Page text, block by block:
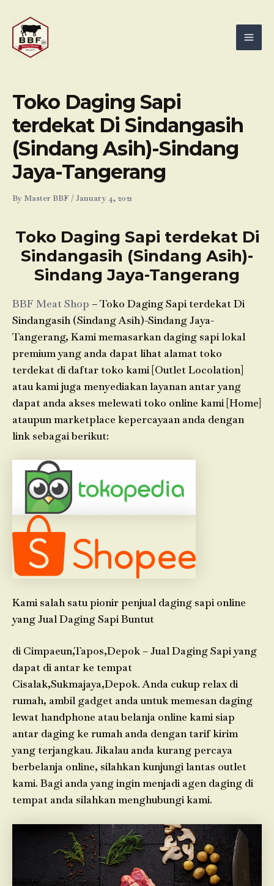
content
Toko Daging Sapi
terdekat Di Sindangasih
(Sindang Asih)-Sindang
Jaya-Tangerang
By Master BBF /January 4, 2021
Toko Daging Sapi terdekat Di
Sindangasih (Sindang Asih)-
Sindang Jaya-Tangerang
BBF Meat Shop – Toko Daging Sapi terdekat Di
Sindangasih (Sindang Asih)-Sindang Jaya-
Tangerang, Kami memasarkan daging sapi lokal
premium yang anda dapat lihat alamat toko
terdekat di daftar toko kami [Outlet Locolation]
atau kami juga menyediakan layanan antar yang
dapat anda akses melewati toko online kami [Home]
ataupun marketplace kepercayaan anda dengan
link sebagai berikut:
Kami salah satu pionir penjual daging sapi online
yang Jual Daging Sapi Buntut
di Cimpaeun,Tapos,Depok – Jual Daging Sapi yang
dapat di antar ke tempat
Cisalak,Sukmajaya,Depok. Anda cukup relax di
rumah, ambil gadget anda untuk memesan daging
lewat handphone atau belanja online kami siap
antar daging ke rumah anda dengan tarif kirim
yang terjangkau. Jikalau anda kurang percaya
berbelanja online, silahkan kunjungi lantas outlet
kami. Bagi anda yang ingin menjadi agen daging di
tempat anda silahkan menghubungi kami.